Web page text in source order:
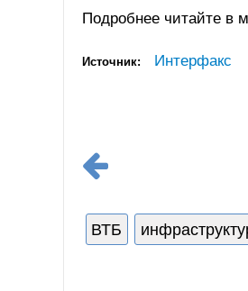
Подробнее читайте в
Источник: Интерфакс
ВТБ